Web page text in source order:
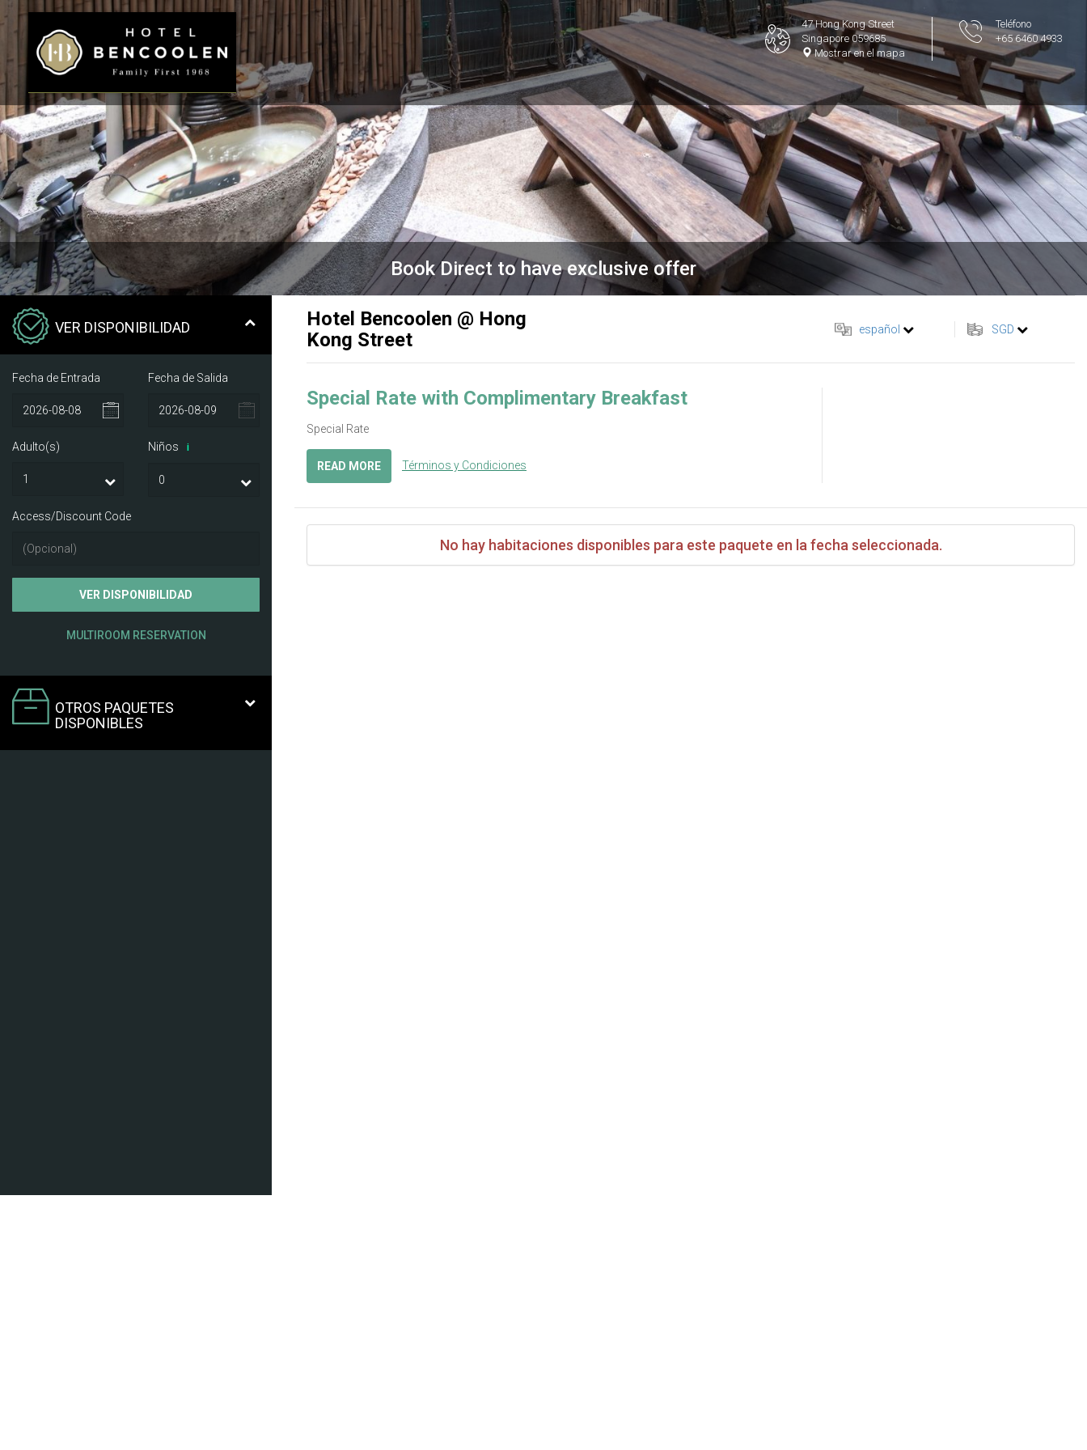
47 Hong Kong Street
Singapore 059685
Mostrar en el mapa
Teléfono
+65 6460 4933
Book Direct to have exclusive offer
VER DISPONIBILIDAD
Fecha de Entrada Fecha de Salida
Adulto(s) Niños i
Access/Discount Code
VER DISPONIBILIDAD
MULTIROOM RESERVATION
OTROS PAQUETES
DISPONIBLES
Hotel Bencoolen @ Hong
Kong Street
español SGD
Special Rate with Complimentary Breakfast
Special Rate
READ MORE Términos y Condiciones
No hay habitaciones disponibles para este paquete en la fecha seleccionada.